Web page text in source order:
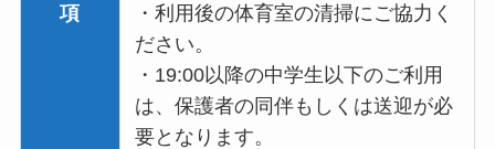
項
・利用後の体育室の清掃にご協力く
ださい。
・19:00以降の中学生以下のご利用
は、保護者の同伴もしくは送迎が必
要となります。